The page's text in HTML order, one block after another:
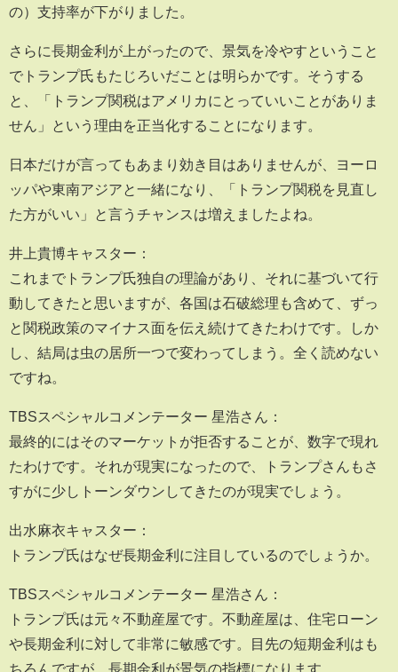
の）支持率が下がりました。
さらに長期金利が上がったので、景気を冷やすということ
でトランプ氏もたじろいだことは明らかです。そうする
と、「トランプ関税はアメリカにとっていいことがありま
せん」という理由を正当化することになります。
日本だけが言ってもあまり効き目はありませんが、ヨーロ
ッパや東南アジアと一緒になり、「トランプ関税を見直し
た方がいい」と言うチャンスは増えましたよね。
井上貴博キャスター：
これまでトランプ氏独自の理論があり、それに基づいて行
動してきたと思いますが、各国は石破総理も含めて、ずっ
と関税政策のマイナス面を伝え続けてきたわけです。しか
し、結局は虫の居所一つで変わってしまう。全く読めない
ですね。
TBSスペシャルコメンテーター 星浩さん：
最終的にはそのマーケットが拒否することが、数字で現れ
たわけです。それが現実になったので、トランプさんもさ
すがに少しトーンダウンしてきたのが現実でしょう。
出水麻衣キャスター：
トランプ氏はなぜ長期金利に注目しているのでしょうか。
TBSスペシャルコメンテーター 星浩さん：
トランプ氏は元々不動産屋です。不動産屋は、住宅ローン
や長期金利に対して非常に敏感です。目先の短期金利はも
ちろんですが、長期金利が景気の指標になります。